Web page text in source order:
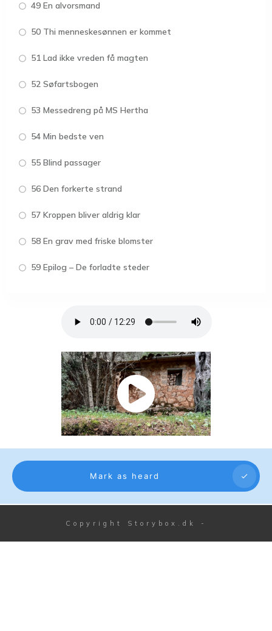
49 En alvorsmand
50 Thi menneskesønnen er kommet
51 Lad ikke vreden få magten
52 Søfartsbogen
53 Messedreng på MS Hertha
54 Min bedste ven
55 Blind passager
56 Den forkerte strand
57 Kroppen bliver aldrig klar
58 En grav med friske blomster
59 Epilog – De forladte steder
Mark as heard
Copyright Storybox.dk -